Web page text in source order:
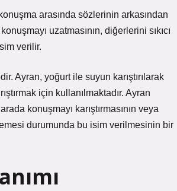
arasında sözlerinin arkasından
uzatmasının, diğerlerini sıkıcı
verilir.
Ayran, yoğurt ile suyun karıştırılarak
için kullanılmaktadır. Ayran
konuşmayı karıştırmasının veya
durumunda bu isim verilmesinin bir